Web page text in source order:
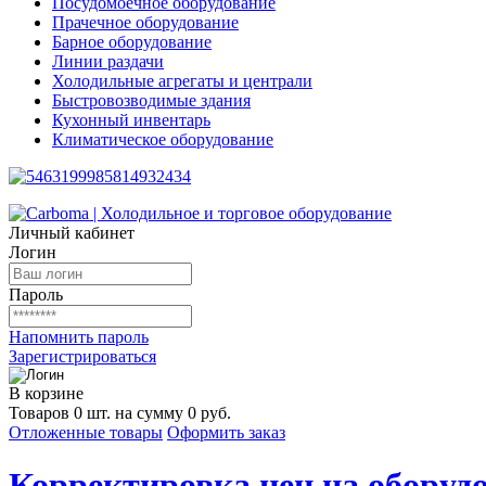
Прачечное оборудование
Барное оборудование
Линии раздачи
Холодильные агрегаты и централи
Быстровозводимые здания
Кухонный инвентарь
Климатическое оборудование
Личный кабинет
Логин
Пароль
Напомнить пароль
Зарегистрироваться
В корзине
Товаров 0 шт. на сумму 0 руб.
Отложенные товары Оформить заказ